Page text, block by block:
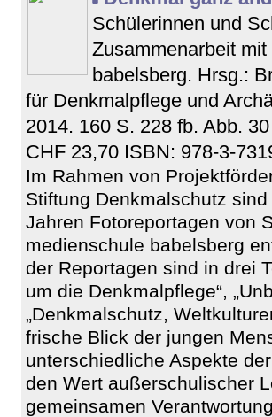
Schülerinnen und
Zusammenarbeit
babelsberg. Hrsg.:
für Denkmalpflege und
2014. 160 S. 228 fb. Abb.
CHF 23,70 ISBN: 978-3-
Im Rahmen von
Stiftung Denkmalschutz
Jahren Fotoreportagen von
medienschule babelsberg
der Reportagen sind in drei
um die Denkmalpflege“,
„Denkmalschutz,
frische Blick der jungen
unterschiedliche Aspekte
den Wert außerschulischer
gemeinsamen